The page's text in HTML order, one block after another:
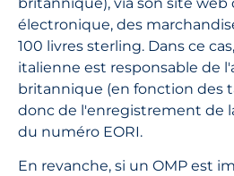
électronique, des
100 livres sterling. Dans ce
italienne est responsable de
britannique (en fonction des
donc de l'enregistrement de
du numéro EORI.
En revanche, si un OMP est